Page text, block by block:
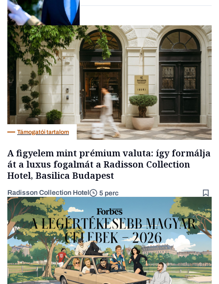
Elszámoltatás
Támogatói tartalom
A figyelem mint prémium valuta: így formálja
át a luxus fogalmát a Radisson Collection
Hotel, Basilica Budapest
Radisson Collection Hotel 5 perc